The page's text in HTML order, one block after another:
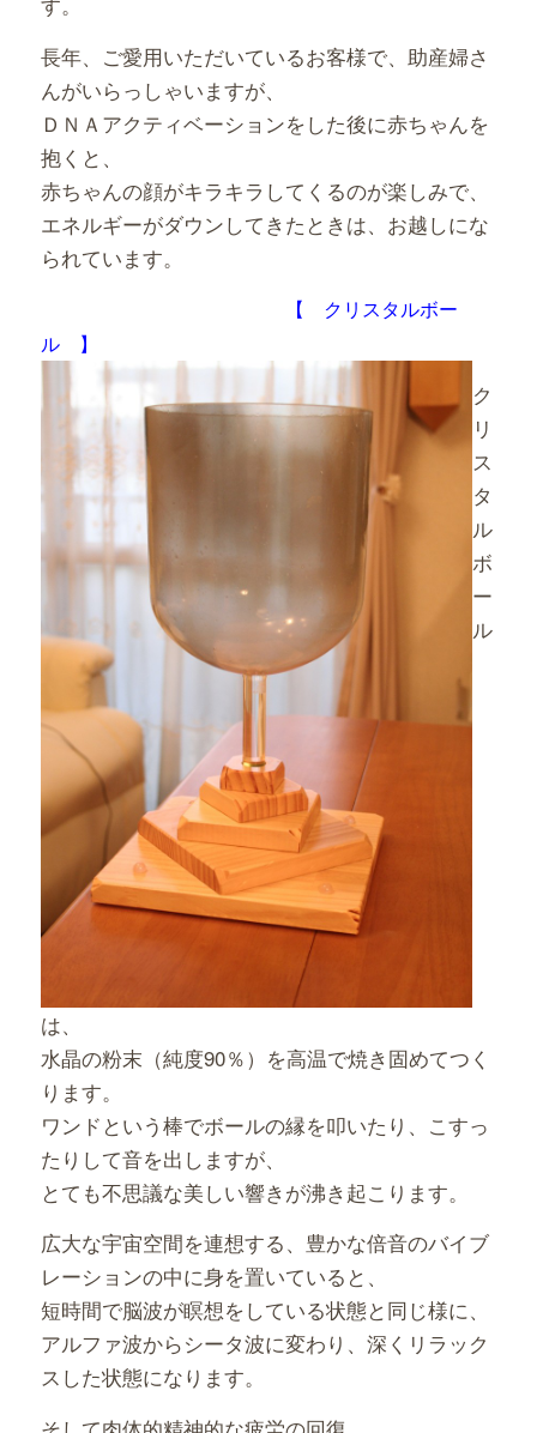
長年、ご愛用いただいているお客様で、助産婦さ
んがいらっしゃいますが、
ＤＮＡアクティベーションをした後に赤ちゃんを
抱くと、
赤ちゃんの顔がキラキラしてくるのが楽しみで、
エネルギーがダウンしてきたときは、お越しにな
られています。
【 クリスタルボー
ル 】
ク
リ
ス
タ
ル
ボ
ー
ル
は、
水晶の粉末（純度90％）を高温で焼き固めてつく
ります。
ワンドという棒でボールの縁を叩いたり、こすっ
たりして音を出しますが、
とても不思議な美しい響きが沸き起こります。
広大な宇宙空間を連想する、豊かな倍音のバイブ
レーションの中に身を置いていると、
短時間で脳波が瞑想をしている状態と同じ様に、
アルファ波からシータ波に変わり、深くリラック
スした状態になります。